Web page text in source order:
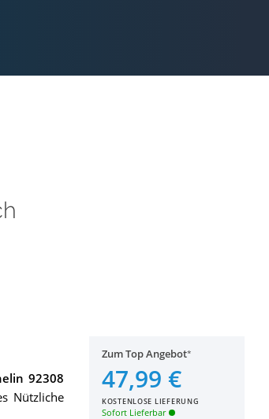
Zum Top Angebot
47,99 €
KOSTENLOSE LIEFERUNG
Sofort Lieferbar
92308
Nützliche